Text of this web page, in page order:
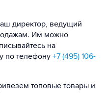
директор, ведущий
Им можно
на
по телефону +7 (495) 106-
топовые товары и